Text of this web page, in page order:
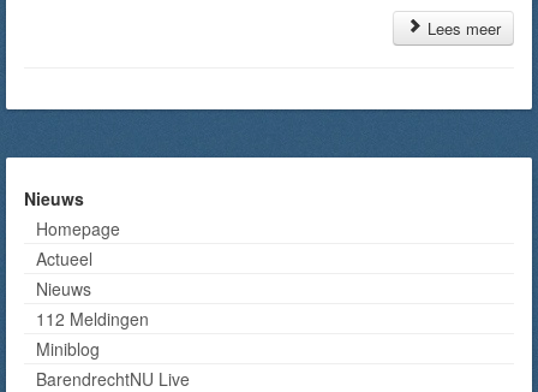
Lees meer
Nieuws
Homepage
Actueel
Nieuws
112 Meldingen
Miniblog
BarendrechtNU Live